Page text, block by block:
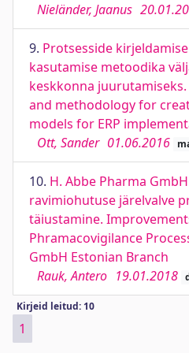
Nieländer, Jaanus
9. Protsesside
kasutamise metoodika
keskkonna
and methodology for
models for ERP
Ott, Sander 01.06.2016
10. H. Abbe Pharma
ravimiohutuse järelvalve
täiustamine.
Phramacovigilance
GmbH Estonian Branch
Rauk, Antero 19.01.2018
Kirjeid leitud: 10
1